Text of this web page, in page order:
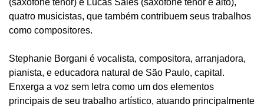
(saxofone tenor) e Lucas Sales (saxofone tenor e alto),
quatro musicistas, que também contribuem seus trabalhos
como compositores.
Stephanie Borgani é vocalista, compositora, arranjadora,
pianista, e educadora natural de São Paulo, capital.
Enxerga a voz sem letra como um dos elementos
principais de seu trabalho artístico, atuando principalmente